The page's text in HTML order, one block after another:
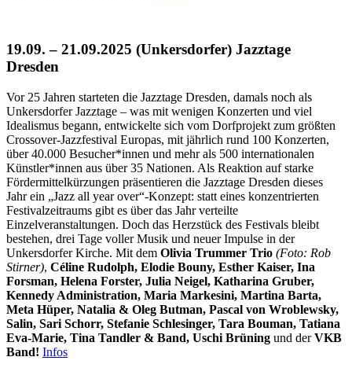
19.09. – 21.09.2025 (Unkersdorfer) Jazztage
Dresden
Vor 25 Jahren starteten die Jazztage Dresden, damals noch als
Unkersdorfer Jazztage – was mit wenigen Konzerten und viel
Idealismus begann, entwickelte sich vom Dorfprojekt zum größten
Crossover-Jazzfestival Europas, mit jährlich rund 100 Konzerten,
über 40.000 Besucher*innen und mehr als 500 internationalen
Künstler*innen aus über 35 Nationen. Als Reaktion auf starke
Fördermittelkürzungen präsentieren die Jazztage Dresden dieses
Jahr ein „Jazz all year over“-Konzept: statt eines konzentrierten
Festivalzeitraums gibt es über das Jahr verteilte
Einzelveranstaltungen. Doch das Herzstück des Festivals bleibt
bestehen, drei Tage voller Musik und neuer Impulse in der
Unkersdorfer Kirche. Mit dem Olivia Trummer Trio (Foto: Rob
Stirner), Céline Rudolph, Elodie Bouny, Esther Kaiser, Ina
Forsman, Helena Forster, Julia Neigel, Katharina Gruber,
Kennedy Administration, Maria Markesini, Martina Barta,
Meta Hüper, Natalia & Oleg Butman, Pascal von Wroblewsky,
Salin, Sari Schorr, Stefanie Schlesinger, Tara Bouman, Tatiana
Eva-Marie, Tina Tandler & Band, Uschi Brüning und derVKB
Band! Infos